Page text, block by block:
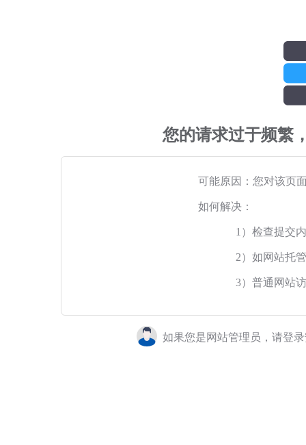
您的请求过于频繁
可能原因：您对该页
如何解决：
1）检查提交
2）如网站托
3）普通网站
如果您是网站管理员，请登